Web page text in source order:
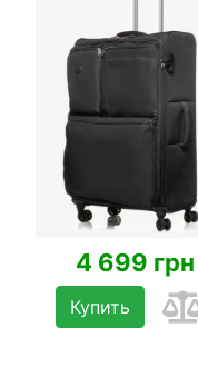
4 699 грн
Купить